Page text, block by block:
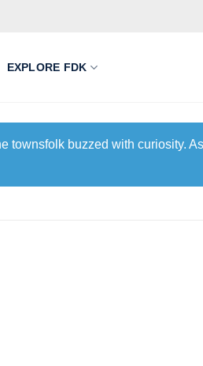
EXPLORE FDK
townsfolk buzzed with curiosity.